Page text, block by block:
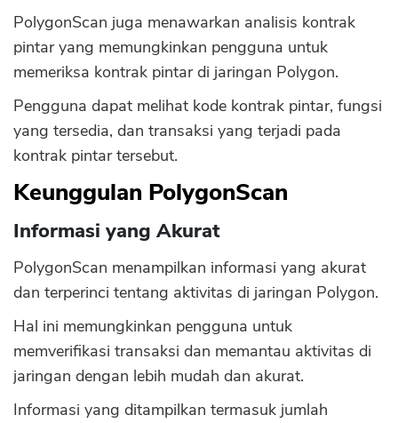
PolygonScan juga menawarkan analisis kontrak
pintar yang memungkinkan pengguna untuk
memeriksa kontrak pintar di jaringan Polygon.
Pengguna dapat melihat kode kontrak pintar, fungsi
yang tersedia, dan transaksi yang terjadi pada
kontrak pintar tersebut.
Keunggulan PolygonScan
Informasi yang Akurat
PolygonScan menampilkan informasi yang akurat
dan terperinci tentang aktivitas di jaringan Polygon.
Hal ini memungkinkan pengguna untuk
memverifikasi transaksi dan memantau aktivitas di
jaringan dengan lebih mudah dan akurat.
Informasi yang ditampilkan termasuk jumlah